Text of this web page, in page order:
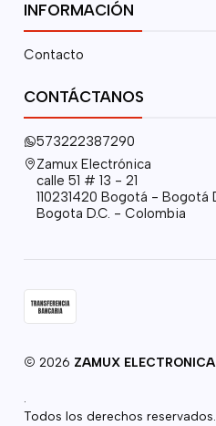
INFORMACIÓN
Contacto
CONTÁCTANOS
573222387290
Zamux Electrónica
calle 51 # 13 - 21
110231420 Bogotá - Bogotá
Bogota D.C. - Colombia
2026 ZAMUX ELECTRONICA
Todos los derechos reservados.